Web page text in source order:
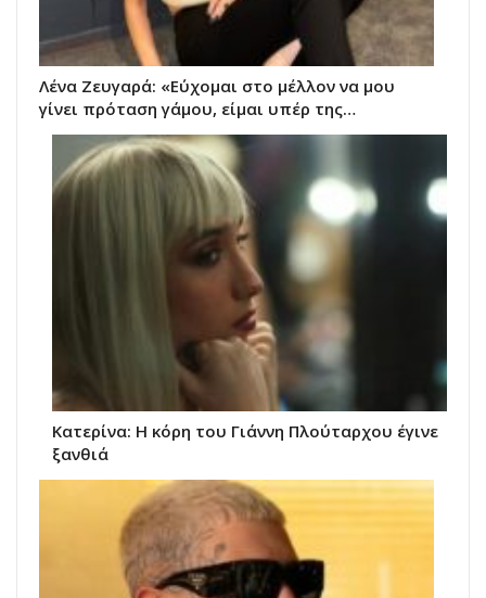
Λένα Ζευγαρά: «Εύχομαι στο μέλλον να μου
γίνει πρόταση γάμου, είμαι υπέρ της…
Κατερίνα: Η κόρη του Γιάννη Πλούταρχου έγινε
ξανθιά